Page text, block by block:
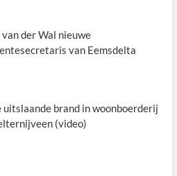
van der Wal nieuwe
van Eemsdelta
uitslaande brand in woonboerderij
(video)